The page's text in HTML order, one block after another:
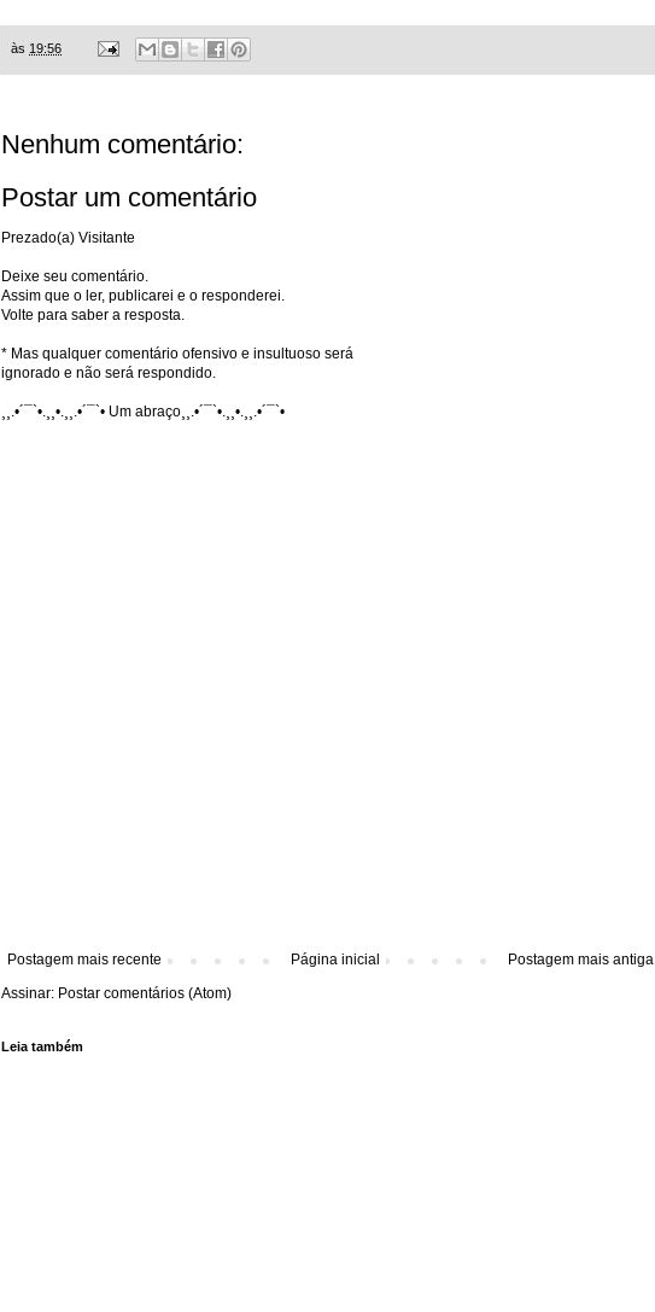
às 19:56
Nenhum comentário:
Postar um comentário
Prezado(a) Visitante
Deixe seu comentário.
Assim que o ler, publicarei e o responderei.
Volte para saber a resposta.
* Mas qualquer comentário ofensivo e insultuoso será
ignorado e não será respondido.
¸¸.•´¯`•.¸¸•.¸¸.•´¯`• Um abraço¸¸.•´¯`•.¸¸•.¸¸.•´¯`•
Postagem mais recente Postagem mais antiga
Página inicial
Assinar: Postar comentários (Atom)
Leia também